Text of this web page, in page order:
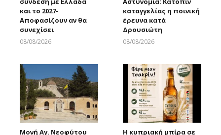
και το 2027-
Αποφασίζουν αν θα
συνεχίσει
08/08/2026
καταγγελίας η ποινική
έρευνα κατά
Δρουσιώτη
08/08/2026
Μονή Αγ. Νεοφύτου
Η κυπριακή μπίρα σε